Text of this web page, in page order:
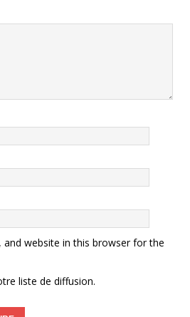
and website in this browser for the
liste de diffusion.